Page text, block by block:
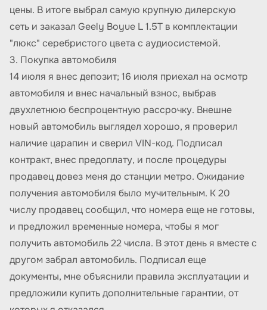
цены. В итоге выбрал самую крупную дилерскую
сеть и заказал Geely Boyue L 1.5T в комплектации
"люкс" серебристого цвета с аудиосистемой.
3. Покупка автомобиля
14 июля я внес депозит; 16 июля приехал на осмотр
автомобиля и внес начальный взнос, выбрав
двухлетнюю беспроцентную рассрочку. Внешне
новый автомобиль выглядел хорошо, я проверил
наличие царапин и сверил VIN-код. Подписал
контракт, внес предоплату, и после процедуры
продавец довез меня до станции метро. Ожидание
получения автомобиля было мучительным. К 20
числу продавец сообщил, что номера еще не готовы,
и предложил временные номера, чтобы я мог
получить автомобиль 22 числа. В этот день я вместе с
другом забрал автомобиль. Подписал еще
документы, мне объяснили правила эксплуатации и
предложили купить дополнительные гарантии, от